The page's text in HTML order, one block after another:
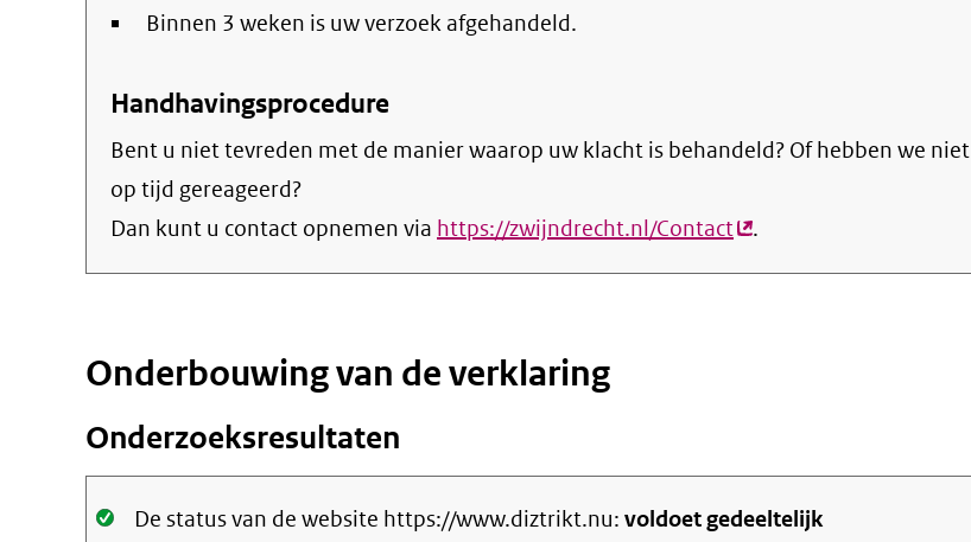
Binnen 3 weken is uw verzoek afgehandeld.
Handhavingsprocedure
Bent u niet tevreden met de manier waarop uw klacht is behandeld? Of hebben we niet
op tijd gereageerd?
Dan kunt u contact opnemen via https://zwijndrecht.nl/Contact(externe
link)
.
Onderbouwing van de verklaring
Onderzoeksresultaten
Oké.
De status van de website https://www.diztrikt.nu: voldoet gedeeltelijk